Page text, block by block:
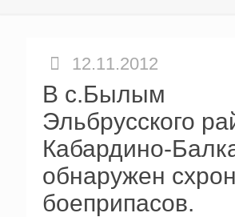
12.11.2012
В с.Былым
Эльбрусского
Кабардино-
обнаружен схрон
боеприпасов.